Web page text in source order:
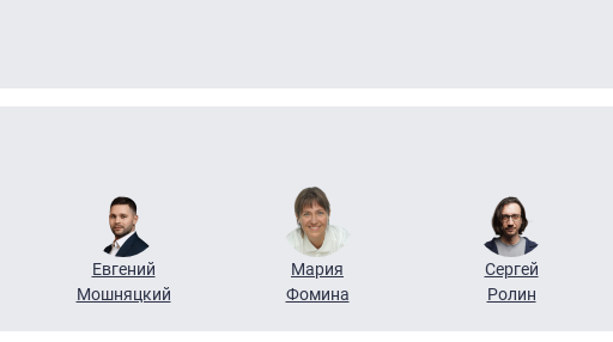
Евгений
Мошняцкий
Мария
Фомина
Сергей
Ролин